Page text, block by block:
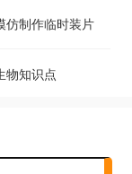
仿制作临时装片
物知识点